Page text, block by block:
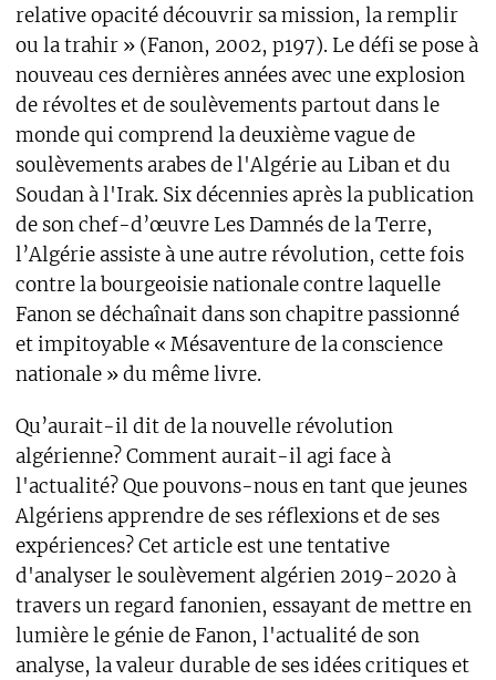
relative opacité découvrir sa mission, la remplir
ou la trahir » (Fanon, 2002, p197). Le défi se pose à
nouveau ces dernières années avec une explosion
de révoltes et de soulèvements partout dans le
monde qui comprend la deuxième vague de
soulèvements arabes de l'Algérie au Liban et du
Soudan à l'Irak. Six décennies après la publication
de son chef-d’œuvre Les Damnés de la Terre,
l’Algérie assiste à une autre révolution, cette fois
contre la bourgeoisie nationale contre laquelle
Fanon se déchaînait dans son chapitre passionné
et impitoyable « Mésaventure de la conscience
nationale » du même livre.
Qu’aurait-il dit de la nouvelle révolution
algérienne? Comment aurait-il agi face à
l'actualité? Que pouvons-nous en tant que jeunes
Algériens apprendre de ses réflexions et de ses
expériences? Cet article est une tentative
d'analyser le soulèvement algérien 2019-2020 à
travers un regard fanonien, essayant de mettre en
lumière le génie de Fanon, l'actualité de son
analyse, la valeur durable de ses idées critiques et